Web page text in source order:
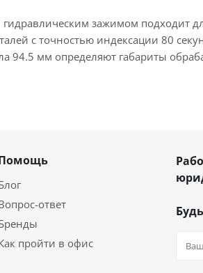
зажимом подходит
с точностью индексации 80
94.5 мм определяют габариты
ответ
пройти в офис